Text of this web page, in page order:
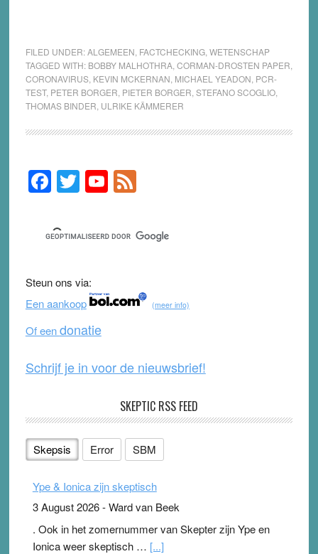
FILED UNDER:ALGEMEEN FACTCHECKING, WETENSCHAP
TAGGED WITH: BOBBY MALHOTHRA, CORMAN-DROSTEN PAPER
CORONAVIRUS, KEVIN MCKERNAN MICHAEL YEADON PCR-
TEST, PETER BORGER PIETER BORGER STEFANO SCOGLIO,
THOMAS BINDER ULRIKE KÄMMERER
Primary
Sidebar
F
a
c
e
b
o
o
k
T
wi
tt
er
Y
o
u
T
b
e
F
e
d
Steun ons via:
Een aankoop
(meer info)
Of eendonatie
Schrijf je in voor de nieuwsbrief!
SKEPTIC RSS FEED
Skepsis Error SBM
Ype & Ionica zijn skeptisch
3 August 2026-Ward van Beek
. Ook in het zomernummer van Skepter zijn Ype en
Ionica weer skeptisch … [...]